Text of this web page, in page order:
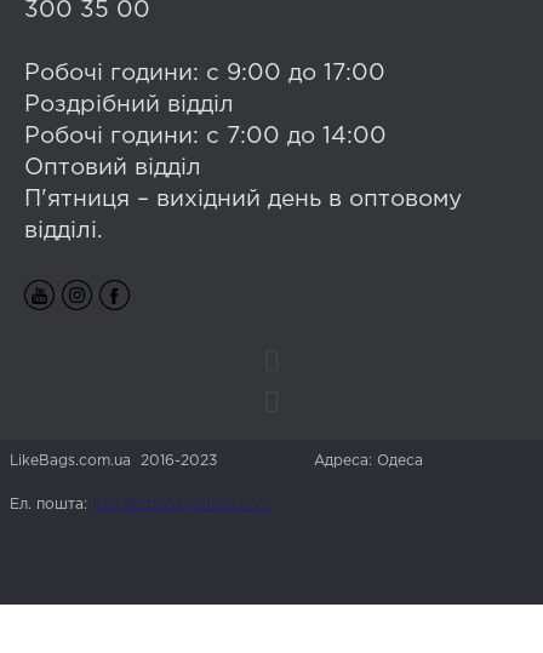
300 35 00
Робочі години: с 9:00 до 17:00
Роздрібний відділ
Робочі години: с 7:00 до 14:00
Оптовий відділ
П'ятниця – вихідний день в оптовому
відділі.
LikeBags.com.ua 2016-2023 Адреса: Одеса
Ел. пошта: info.likebags@gmail.com